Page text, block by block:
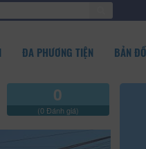
ĐA PHƯƠNG TIỆN BẢN
0
(0 Đánh giá)